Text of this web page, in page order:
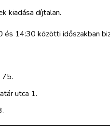
kiadása díjtalan.
14:30 közötti időszakban
75.
utca 1.